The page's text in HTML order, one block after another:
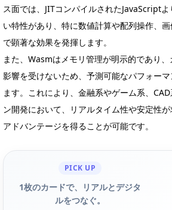
ス面では、JITコンパイルされたJavaScript
い特性があり、特に数値計算や配列操作、
で顕著な効果を発揮します。
また、Wasmはメモリ管理が明示的であり
影響を受けないため、予測可能なパフォー
ます。これにより、金融系やゲーム系、
ン開発において、リアルタイム性や安定性
アドバンテージを得ることが可能です。
PICK UP
1枚のカードで、リアルとデジタ
ルをつなぐ。